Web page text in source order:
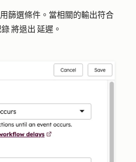
用篩選條件 。當相關的輸出符合
將退出 延遲。